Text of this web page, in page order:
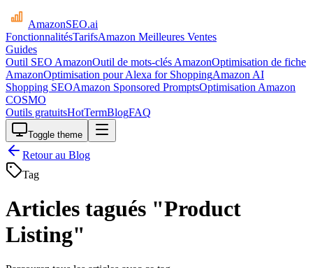
AmazonSEO.ai
FonctionnalitésTarifsAmazon Meilleures Ventes
Guides
Outil SEO AmazonOutil de mots-clés AmazonOptimisation de fiche
AmazonOptimisation pour Alexa for ShoppingAmazon AI
Shopping SEOAmazon Sponsored PromptsOptimisation Amazon
COSMO
Outils gratuitsHotTermBlogFAQ
Toggle theme
Retour au Blog
Tag
Articles tagués "Product
Listing"